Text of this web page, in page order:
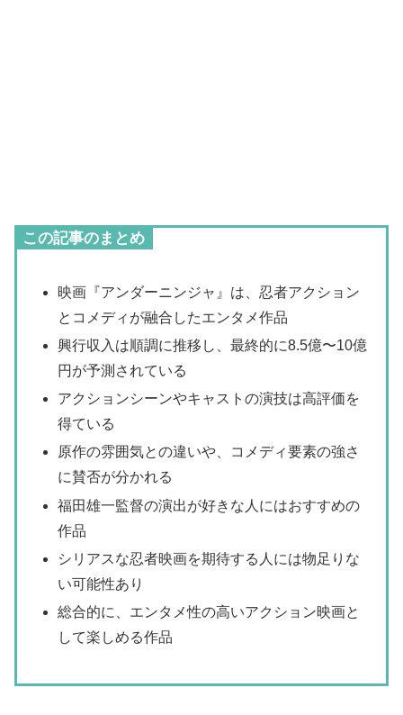
この記事のまとめ
映画『アンダーニンジャ』は、忍者アクション
とコメディが融合したエンタメ作品
興行収入は順調に推移し、最終的に8.5億〜10億
円が予測されている
アクションシーンやキャストの演技は高評価を
得ている
原作の雰囲気との違いや、コメディ要素の強さ
に賛否が分かれる
福田雄一監督の演出が好きな人にはおすすめの
作品
シリアスな忍者映画を期待する人には物足りな
い可能性あり
総合的に、エンタメ性の高いアクション映画と
して楽しめる作品